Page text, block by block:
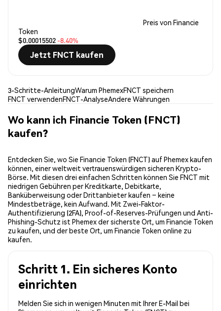
Preis von Financie
Token
$0.00015502 -8.40%
Jetzt FNCT kaufen
3-Schritte-AnleitungWarum PhemexFNCT speichern
FNCT verwendenFNCT-AnalyseAndere Währungen
Wo kann ich Financie Token (FNCT)
kaufen?
Entdecken Sie, wo Sie Financie Token (FNCT) auf Phemex kaufen
können, einer weltweit vertrauenswürdigen sicheren Krypto-
Börse. Mit diesen drei einfachen Schritten können Sie FNCT mit
niedrigen Gebühren per Kreditkarte, Debitkarte,
Banküberweisung oder Drittanbieter kaufen – keine
Mindestbeträge, kein Aufwand. Mit Zwei-Faktor-
Authentifizierung (2FA), Proof-of-Reserves-Prüfungen und Anti-
Phishing-Schutz ist Phemex der sicherste Ort, um Financie Token
zu kaufen, und der beste Ort, um Financie Token online zu
kaufen.
Schritt 1. Ein sicheres Konto
einrichten
Melden Sie sich in wenigen Minuten mit Ihrer E-Mail bei